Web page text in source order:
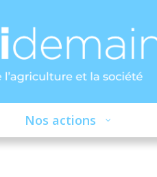
Nos actions